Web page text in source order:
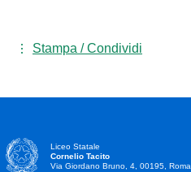
Stampa / Condividi
Liceo Statale
Cornelio Tacito
Via Giordano Bruno, 4, 00195, Roma